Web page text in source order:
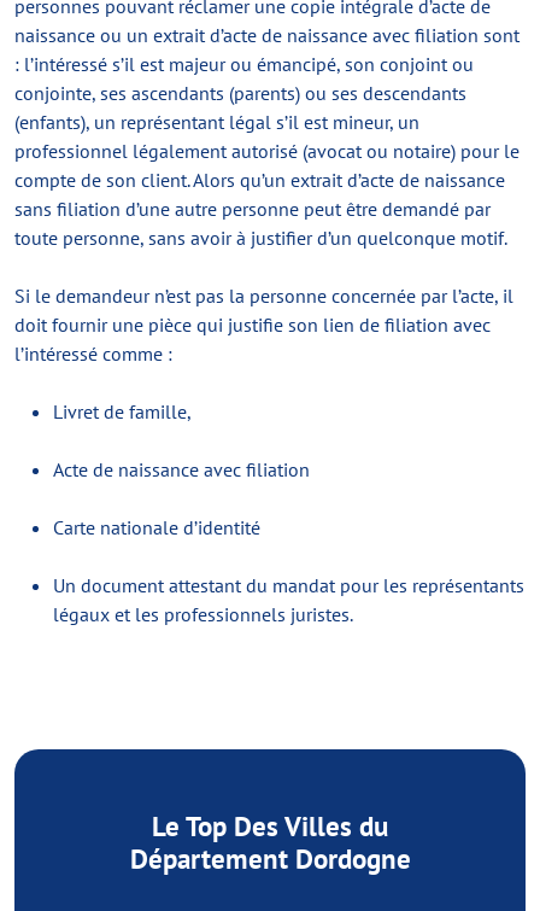
personnes pouvant réclamer une copie intégrale d’acte de
naissance ou un extrait d’acte de naissance avec filiation sont
: l’intéressé s’il est majeur ou émancipé, son conjoint ou
conjointe, ses ascendants (parents) ou ses descendants
(enfants), un représentant légal s’il est mineur, un
professionnel légalement autorisé (avocat ou notaire) pour le
compte de son client. Alors qu’un extrait d’acte de naissance
sans filiation d’une autre personne peut être demandé par
toute personne, sans avoir à justifier d’un quelconque motif.
Si le demandeur n’est pas la personne concernée par l’acte, il
doit fournir une pièce qui justifie son lien de filiation avec
l’intéressé comme :
Livret de famille,
Acte de naissance avec filiation
Carte nationale d’identité
Un document attestant du mandat pour les représentants
légaux et les professionnels juristes.
Le Top Des Villes du
Département Dordogne